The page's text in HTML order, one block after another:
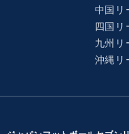
中国リ
四国リ
九州リ
沖縄リ